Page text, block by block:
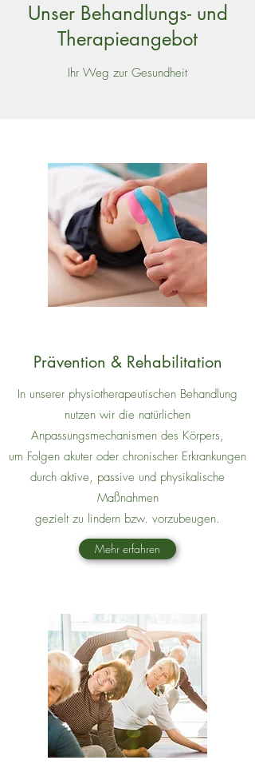
Unser Behandlungs- und
Therapieangebot
Ihr Weg zur Gesundheit
Prävention & Rehabilitation
In unserer physiotherapeutischen Behandlung
nutzen wir die natürlichen
Anpassungsmechanismen des Körpers,
um Folgen akuter oder chronischer Erkrankungen
durch aktive, passive und physikalische
Maßnahmen
gezielt zu lindern bzw. vorzubeugen.
Mehr erfahren